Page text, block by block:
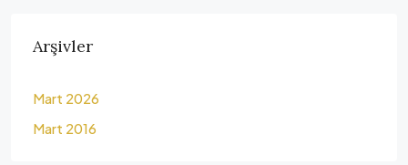
Arşivler
Mart 2026
Mart 2016